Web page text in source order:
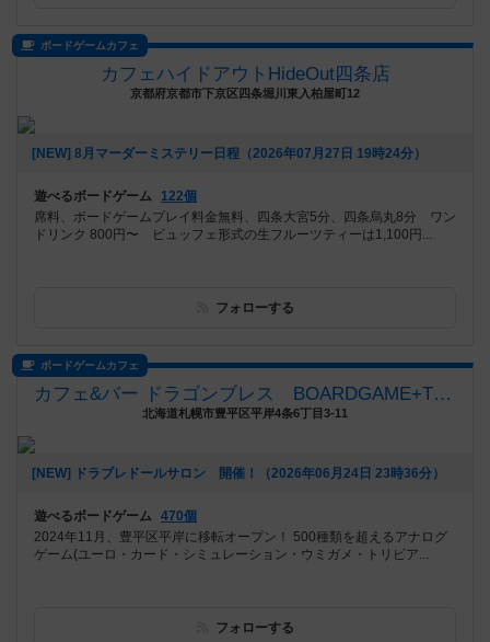
ボードゲームカフェ
カフェハイドアウトHideOut四条店
京都府京都市下京区四条堀川東入柏屋町12
[NEW] 8月マーダーミステリー日程（2026年07月27日 19時24分）
遊べるボードゲーム
122個
席料、ボードゲームプレイ料金無料、四条大宮5分、四条烏丸8分 ワン
ドリンク 800円〜 ビュッフェ形式の生フルーツティーは1,100円...
フォローする
ボードゲームカフェ
カフェ&バー ドラゴンブレス BOARDGAME+TRPG
北海道札幌市豊平区平岸4条6丁目3-11
[NEW] ドラブレドールサロン 開催！（2026年06月24日 23時36分）
遊べるボードゲーム 470個
2024年11月、豊平区平岸に移転オープン！ 500種類を超えるアナログ
ゲーム(ユーロ・カード・シミュレーション・ウミガメ・トリビア...
フォローする